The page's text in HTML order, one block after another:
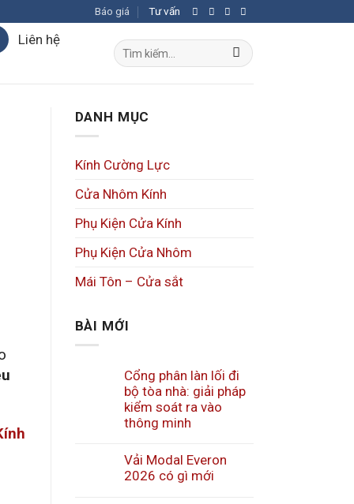
Báo giá Tư vấn
Liên hệ
Tìm
kiếm:
DANH MỤC
Kính Cường Lực
Cửa Nhôm Kính
Phụ Kiện Cửa Kính
Phụ Kiện Cửa Nhôm
Mái Tôn – Cửa sắt
BÀI MỚI
Cổng phân làn lối đi
bộ tòa nhà: giải pháp
kiểm soát ra vào
thông minh
Vải Modal Everon
2026 có gì mới